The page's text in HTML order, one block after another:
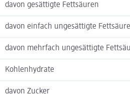
davon gesättigte Fettsäuren
davon einfach ungesättigte
davon mehrfach ungesättigte
Kohlenhydrate
davon Zucker